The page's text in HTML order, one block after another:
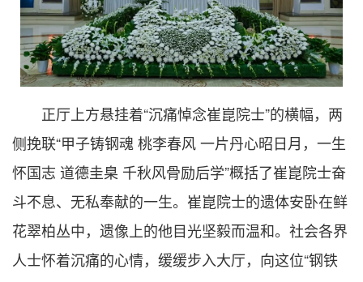
正厅上方悬挂着“沉痛悼念崔崑院士”的横幅，两
侧挽联“甲子铸钢魂 桃李春风 一片丹心昭日月，一生
怀国志 道德圭臬 千秋风骨励后学”概括了崔崑院士奋
斗不息、无私奉献的一生。崔崑院士的遗体安卧在鲜
花翠柏丛中，遗像上的他目光坚毅而温和。社会各界
人士怀着沉痛的心情，缓缓步入大厅，向这位“钢铁